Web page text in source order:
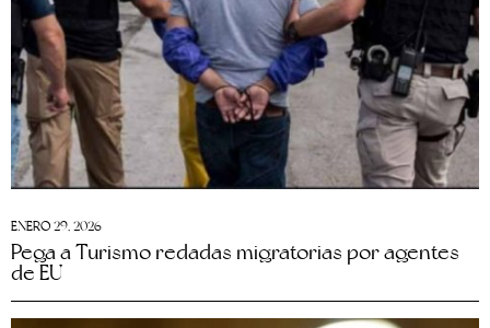
ENERO 29, 2026
Pega a Turismo redadas migratorias por agentes
de EU